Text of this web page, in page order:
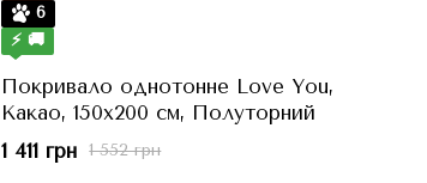
6
⚡ 🚚
Покривало однотонне Love You,
Какао, 150x200 см, Полуторний
1 552 грн
1 411 грн